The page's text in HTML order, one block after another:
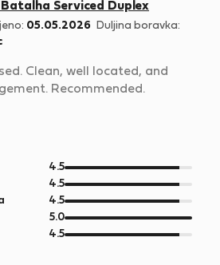
Batalha Serviced Duplex
05.05.2026
Duljina boravka:
Clean, well located, and
Recommended.
4.5od
5
4.5od
5
4.5od
5
5.0od
5
4.5od